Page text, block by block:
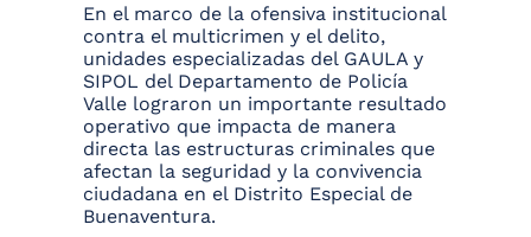
En el marco de la ofensiva institucional
contra el multicrimen y el delito,
unidades especializadas del GAULA y
SIPOL del Departamento de Policía
Valle lograron un importante resultado
operativo que impacta de manera
directa las estructuras criminales que
afectan la seguridad y la convivencia
ciudadana en el Distrito Especial de
Buenaventura.